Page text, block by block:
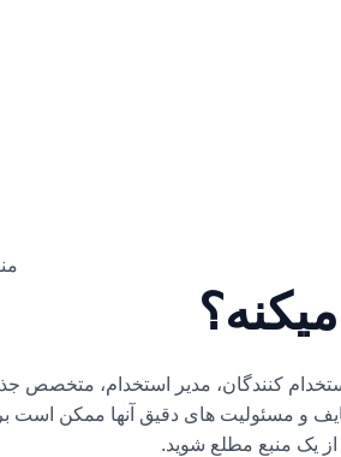
استخدام کنندگان، مدیر استخدام،
و مسئولیت های دقیق آنها ممکن است
یک منبع مطلع شوید.